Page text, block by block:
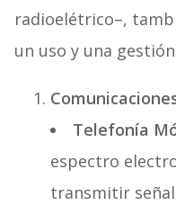
radioelétrico–,
un uso y una
Telefonía
espectro
transmitir